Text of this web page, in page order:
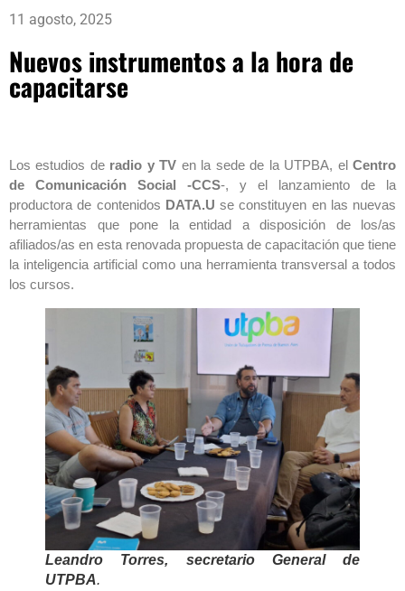
11 agosto, 2025
Nuevos instrumentos a la hora de
capacitarse
Los estudios deradio y TV en la sede de la UTPBA, elCentro
de Comunicación Social -CCS-, y el lanzamiento de la
productora de contenidos DATA.U se constituyen en las nuevas
herramientas que pone la entidad a disposición de los/as
afiliados/as en esta renovada propuesta de capacitación que tiene
la inteligencia artificial como una herramienta transversal a todos
los cursos.
Leandro Torres, secretario General de
UTPBA.